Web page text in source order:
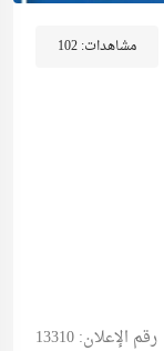
مشاهدات:102
رقم الإعلان: 13310